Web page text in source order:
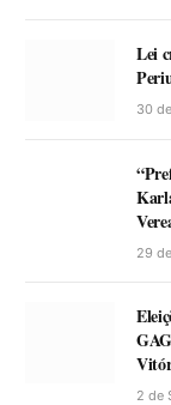
Lei
30
29
2 de